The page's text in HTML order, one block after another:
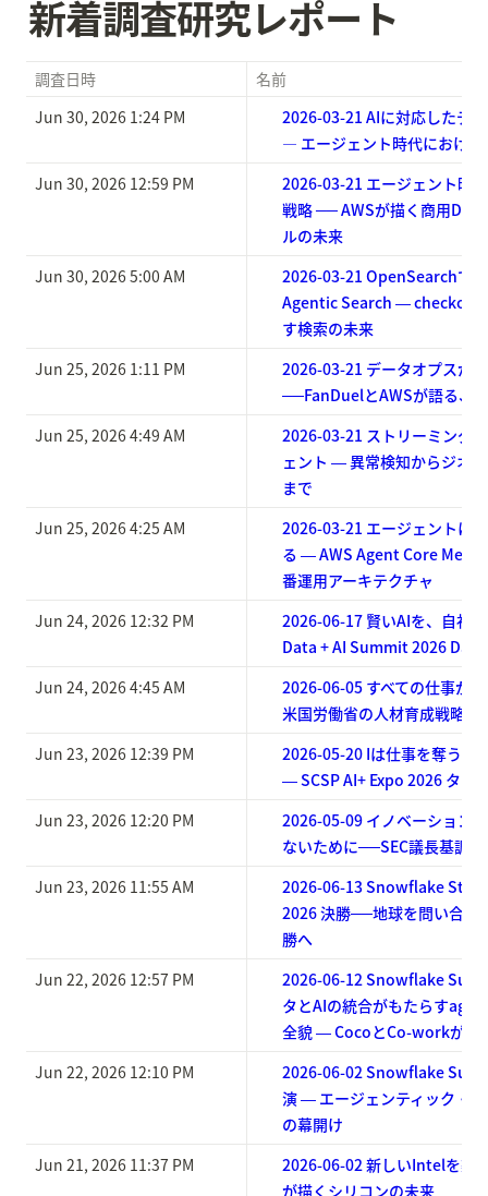
新着調査研究レポート
調査日時
名前
Jun 30, 2026 1:24 PM
2026-03-21 AIに対応したデ
— エージェント時代における
Jun 30, 2026 12:59 PM
2026-03-21 エージェント時
戦略 ── AWSが描く商用DB
ルの未来
Jun 30, 2026 5:00 AM
2026-03-21 OpenSearchで
Agentic Search ―
す検索の未来
Jun 25, 2026 1:11 PM
2026-03-21 データオプスが
──FanDuelとAWSが語る、
Jun 25, 2026 4:49 AM
2026-03-21 ストリーミング
ェント ― 異常検知からジオ
まで
Jun 25, 2026 4:25 AM
2026-03-21 エージェントに
る ― AWS Agent Core
番運用アーキテクチャ
Jun 24, 2026 12:32 PM
2026-06-17 賢いAIを、自社
Data + AI Summit 2026 Day
Jun 24, 2026 4:45 AM
2026-06-05 すべての仕事が
米国労働省の人材育成戦略
Jun 23, 2026 12:39 PM
2026-05-20 Iは仕事を奪うの
― SCSP AI+ Expo 2026 タス
Jun 23, 2026 12:20 PM
2026-05-09 イノベーション
ないために──SEC議長基調
Jun 23, 2026 11:55 AM
2026-06-13 Snowflake
2026 決勝──地球を問い合わ
勝へ
Jun 22, 2026 12:57 PM
2026-06-12 Snowflake
タとAIの統合がもたらす
全貌 ― CocoとCo-workが拓
Jun 22, 2026 12:10 PM
2026-06-02 Snowflake
演 ― エージェンティック・
の幕開け
Jun 21, 2026 11:37 PM
2026-06-02 新しいIntelを築
が描くシリコンの未来